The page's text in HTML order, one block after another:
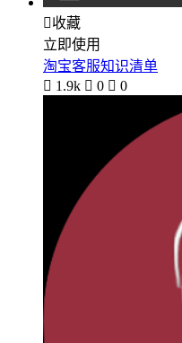
收藏
立即使用
淘宝客服知识清单
 1.9k  0  0